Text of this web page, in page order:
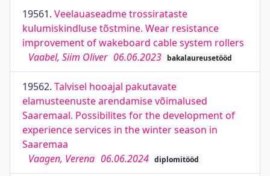
19561. Veelauaseadme trossirataste
kulumiskindluse tõstmine. Wear resistance
improvement of wakeboard cable system rollers
Vaabel, Siim Oliver 06.06.2023 bakalaureusetööd
19562. Talvisel hooajal pakutavate
elamusteenuste arendamise võimalused
Saaremaal. Possibilites for the development of
experience services in the winter season in
Saaremaa
Vaagen, Verena 06.06.2024 diplomitööd